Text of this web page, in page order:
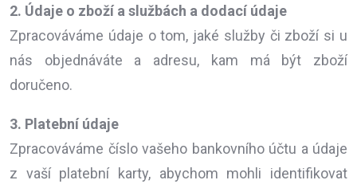
2. Údaje o zboží a službách a dodací údaje
Zpracováváme údaje o tom, jaké služby či zboží si u
nás objednáváte a adresu, kam má být zboží
doručeno.
3. Platební údaje
Zpracováváme číslo vašeho bankovního účtu a údaje
z vaší platební karty, abychom mohli identifikovat